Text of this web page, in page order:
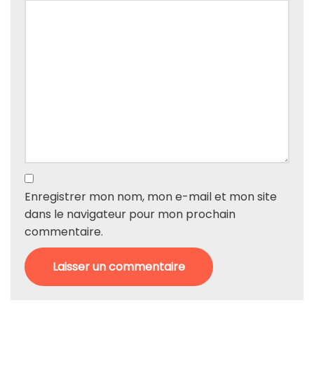
Enregistrer mon nom, mon e-mail et mon site
dans le navigateur pour mon prochain
commentaire.